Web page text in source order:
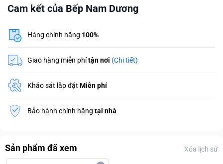
Cam kết của Bếp Nam Dương
Hàng chính hãng 100%
Giao hàng miễn phítận nơi (Chi tiết)
Khảo sát lắp đặt Miễn phí
Bảo hành chính hãng tại nhà
Sản phẩm đã xem Xóa lịch sử